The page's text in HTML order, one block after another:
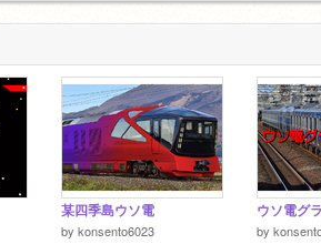
某四季島ウソ電
by konsento6023
ウソ電グ
by